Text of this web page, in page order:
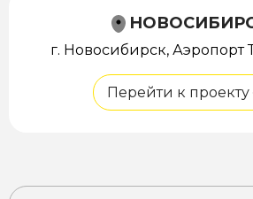
г. Новосибирск, Аэропорт
Перейти к проекту